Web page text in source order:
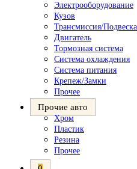
Электрооборудование
Кузов
Трансмиссия/Подвеска
Двигатель
Тормозная система
Система охлаждения
Система питания
Крепеж/Замки
Прочее
Прочие авто
Хром
Пластик
Резина
Прочее